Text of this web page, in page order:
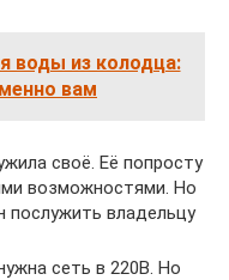
воды из колодца:
вам
своё. Её попросту
возможностями. Но
послужить владельцу
сеть в 220В. Но